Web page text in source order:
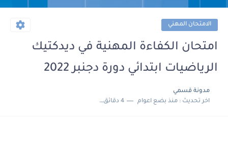
الامتحان المهني
امتحان الكفاءة المهنية في ديدكتيك
الرياضيات ابتدائي دورة دجنبر 2022
مدونة قسمي
اخر تحديث :منذ بضع اعوام 4 دقائق للقراءة